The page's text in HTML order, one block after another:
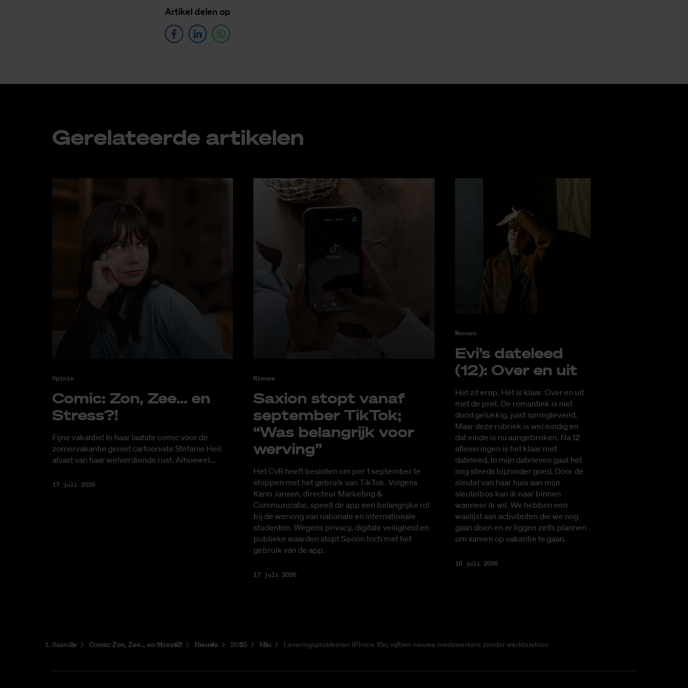
Ar­ti­kel de­len op
Ge­re­la­teer­de ar­ti­ke­len
Opinie
Co­mic: Zon, Zee... en
Stress?!
Fijne vakantie! In haar laatste comic voor de
zomervakantie geniet cartooniste Stefanie Heil
alvast van haar welverdiende rust. Alhoewel...
17 juli 2026
Nieuws
Saxi­on stopt van­af
sep­tem­ber Tik­Tok;
“Was be­lang­rijk voor
wer­ving”
Het CvB heeft besloten om per 1 september te
stoppen met het gebruik van TikTok. Volgens
Karin Jansen, directeur Marketing &
Communicatie, speelt de app een belangrijke rol
bij de werving van nationale en internationale
studenten. Wegens privacy, digitale veiligheid en
publieke waarden stopt Saxion toch met het
gebruik van de app.
17 juli 2026
Mensen
Evi’s da­te­leed
(12): Over en uit
Het zit erop. Het is klaar. Over en uit
met de pret. De romantiek is niet
dood gelukkig, juist springlevend.
Maar deze rubriek is wel eindig en
dat einde is nu aangebroken. Na 12
afleveringen is het klaar met
dateleed. In mijn dateleven gaat het
nog steeds bijzonder goed. Door de
sleutel van haar huis aan mijn
sleutelbos kan ik naar binnen
wanneer ik wil. We hebben een
waslijst aan activiteiten die we nog
gaan doen en er liggen zelfs plannen
om samen op vakantie te gaan.
16 juli 2026
Saxnow Co­mic: Zon, Zee... en Stress?! Nieuws 2025 Mei Leveringsproblemen IPhone 16e; vijftien nieuwe medewerkers zonder werktelefoon